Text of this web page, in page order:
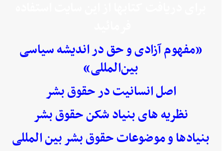
«مفهوم آزادی و حق در اندیشه سیاسی
بین‌المللی»
اصل انسانیت در حقوق بشر
نظریه های بنیاد شکن حقوق بشر
بنیادها و موضوعات حقوق بشر بین المللی